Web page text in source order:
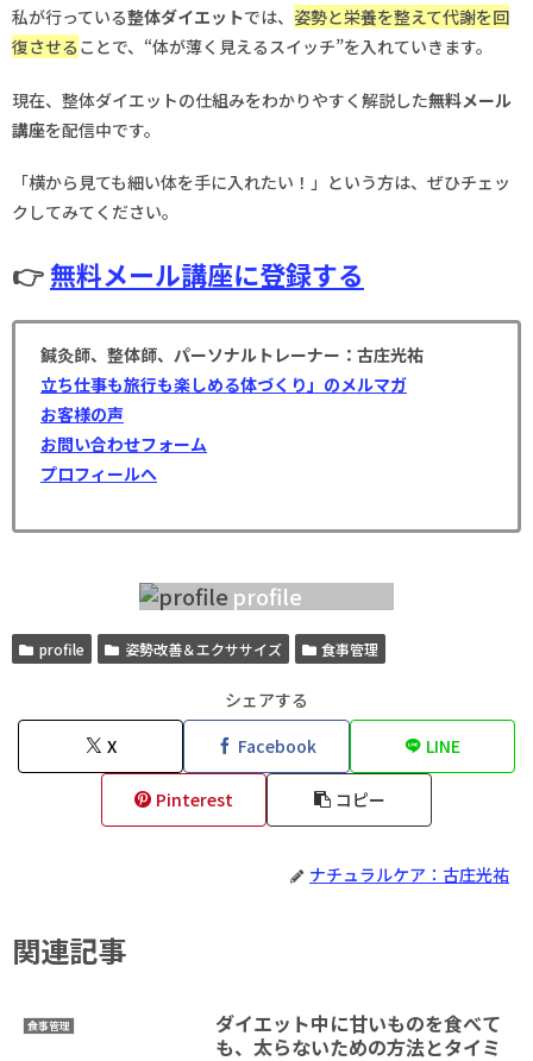
私が行っている整体ダイエットでは、 姿勢と栄養を整えて代謝を回
復させる ことで、“体が薄く見えるスイッチ”を入れていきます。
現在、整体ダイエットの仕組みをわかりやすく解説した無料メール
講座を配信中です。
「横から見ても細い体を手に入れたい！」という方は、ぜひチェッ
クしてみてください。
👉無料メール講座に登録する
鍼灸師、整体師、パーソナルトレーナー：古庄光祐
立ち仕事も旅行も楽しめる体づくり」のメルマガ
お客様の声
お問い合わせフォーム
プロフィールへ
profile
profile 姿勢改善＆エクササイズ 食事管理
シェアする
X
Facebook LINE
Pinterest コピー
ナチュラルケア：古庄光祐
関連記事
食事管理
ダイエット中に甘いものを食べて
も、太らないための方法とタイミ